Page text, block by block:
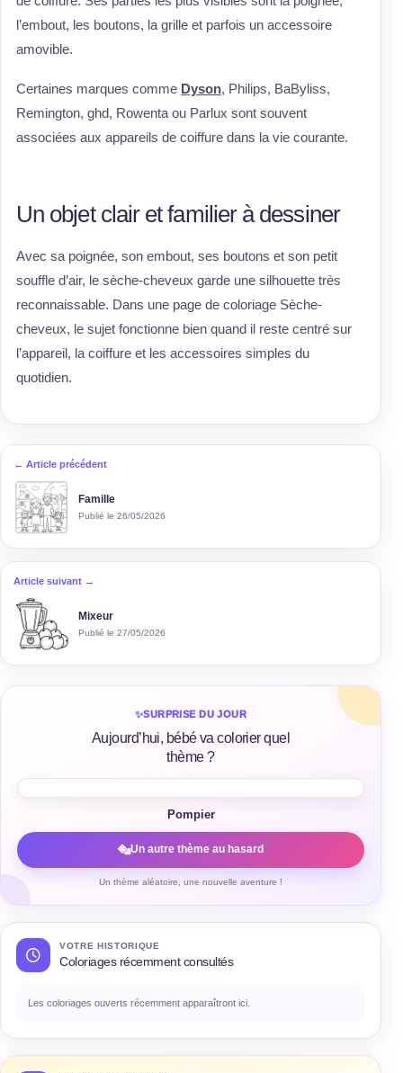
l’embout, les boutons, la grille et parfois un accessoire
amovible.
Certaines marques comme Dyson, Philips, BaByliss,
Remington, ghd, Rowenta ou Parlux sont souvent
associées aux appareils de coiffure dans la vie courante.
Un objet clair et familier à dessiner
Avec sa poignée, son embout, ses boutons et son petit
souffle d’air, le sèche-cheveux garde une silhouette très
reconnaissable. Dans une page de coloriage Sèche-
cheveux, le sujet fonctionne bien quand il reste centré sur
l’appareil, la coiffure et les accessoires simples du
quotidien.
← Article précédent
Famille
Publié le 26/05/2026
Article suivant →
Mixeur
Publié le 27/05/2026
✨SURPRISE DU JOUR
Aujourd’hui, bébé va colorier quel
thème ?
Pompier
Un autre thème au hasard
Un thème aléatoire, une nouvelle aventure !
VOTRE HISTORIQUE
Coloriages récemment consultés
Les coloriages ouverts récemment apparaîtront ici.